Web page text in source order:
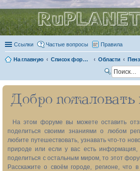
Ссылки Частые вопросы Правила
На главную Список форумов Области
ск
Добро
На этом форуме вы можете оставить
поделиться своими знаниями о любом
любите путешествовать, узнавать что-то
природе или если у вас есть
поделиться с остальным миром, то этот
Расскажите о своём городе, регионе, что